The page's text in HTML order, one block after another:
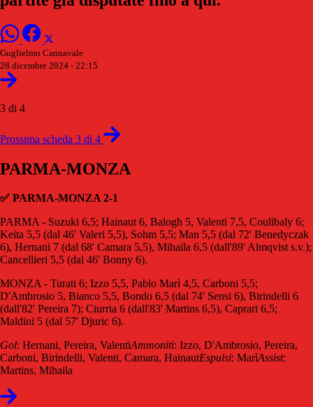
Guglielmo Cannavale
28 dicembre 2024 - 22:15
3 di 4
Prossima scheda 3 di 4
PARMA-MONZA
✅ PARMA-MONZA 2-1
PARMA - Suzuki 6,5; Hainaut 6, Balogh 5, Valenti 7,5, Coulibaly 6;
Keita 5,5 (dal 46' Valeri 5,5), Sohm 5,5; Man 5,5 (dal 72' Benedyczak
6), Hernani 7 (dal 68' Camara 5,5), Mihaila 6,5 (dall'89' Almqvist s.v.);
Cancellieri 5,5 (dal 46' Bonny 6).
MONZA - Turati 6; Izzo 5,5, Pablo Marì 4,5, Carboni 5,5;
D'Ambrosio 5, Bianco 5,5, Bondo 6,5 (dal 74' Sensi 6), Birindelli 6
(dall'82' Pereira 7); Ciurria 6 (dall'83' Martins 6,5), Caprari 6,5;
Maldini 5 (dal 57' Djuric 6).
Gol: Hernani, Pereira, ValentiAmmoniti: Izzo, D'Ambrosio, Pereira,
Carboni, Birindelli, Valenti, Camara, HainautEspulsi: MarìAssist:
Martins, Mihaila